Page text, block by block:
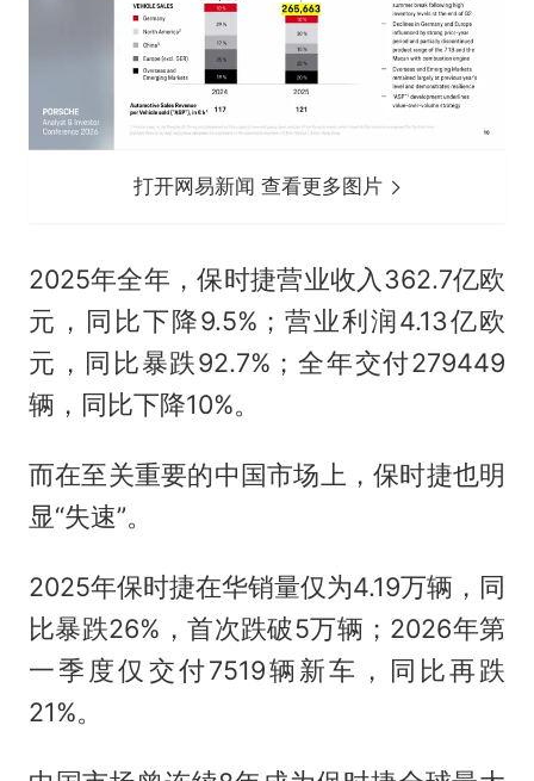
打开网易新闻 查看更多图片
2025年全年，保时捷营业收入362.7亿欧
元，同比下降9.5%；营业利润4.13亿欧
元，同比暴跌92.7%；全年交付279449
辆，同比下降10%。
而在至关重要的中国市场上，保时捷也明
显“失速”。
2025年保时捷在华销量仅为4.19万辆，同
比暴跌26%，首次跌破5万辆；2026年第
一季度仅交付7519辆新车，同比再跌
21%。